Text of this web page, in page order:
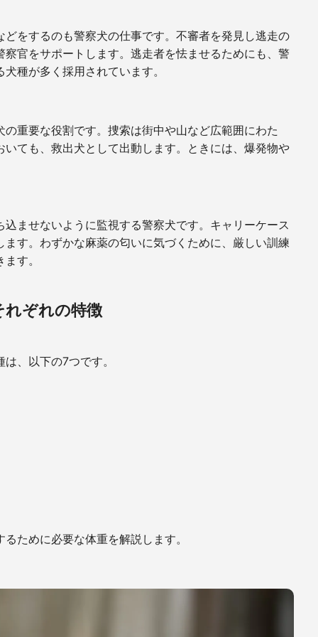
をするのも警察犬の仕事です。不審者を発見し逃走の
官をサポートします。逃走者を怯ませるためにも、警
種が多く採用されています。
重要な役割です。捜索は街中や山など広範囲にわた
ても、救出犬として出動します。ときには、爆発物や
ませないように監視する警察犬です。キャリーケース
す。わずかな麻薬の匂いに気づくために、厳しい訓練
す。
れぞれの特徴
、以下の7つです。
ために必要な体重を解説します。